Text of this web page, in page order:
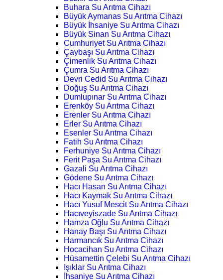
Buhara Su Arıtma Cihazı
Büyük Aymanas Su Arıtma Cihazı
Büyük İhsaniye Su Arıtma Cihazı
Büyük Sinan Su Arıtma Cihazı
Cumhuriyet Su Arıtma Cihazı
Çaybaşı Su Arıtma Cihazı
Çimenlik Su Arıtma Cihazı
Çumra Su Arıtma Cihazı
Devri Cedid Su Arıtma Cihazı
Doğuş Su Arıtma Cihazı
Dumlupınar Su Arıtma Cihazı
Erenköy Su Arıtma Cihazı
Erenler Su Arıtma Cihazı
Erler Su Arıtma Cihazı
Esenler Su Arıtma Cihazı
Fatih Su Arıtma Cihazı
Ferhuniye Su Arıtma Cihazı
Ferit Paşa Su Arıtma Cihazı
Gazali Su Arıtma Cihazı
Gödene Su Arıtma Cihazı
Hacı Hasan Su Arıtma Cihazı
Hacı Kaymak Su Arıtma Cihazı
Hacı Yusuf Mescit Su Arıtma Cihazı
Hacıveyiszade Su Arıtma Cihazı
Hamza Oğlu Su Arıtma Cihazı
Hanay Başı Su Arıtma Cihazı
Harmancık Su Arıtma Cihazı
Hocacihan Su Arıtma Cihazı
Hüsamettin Çelebi Su Arıtma Cihazı
Işıklar Su Arıtma Cihazı
İhsaniye Su Arıtma Cihazı